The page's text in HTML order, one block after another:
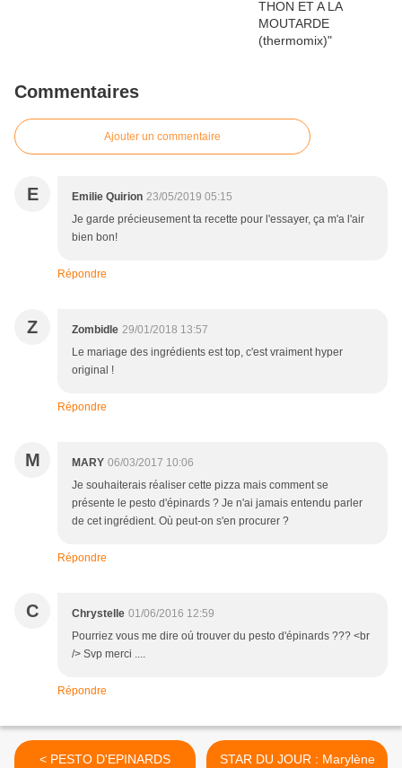
Commentaires
Ajouter un commentaire
E Emilie Quirion 23/05/2019 05:15
Je garde précieusement ta recette pour l'essayer, ça m'a l'air
bien bon!
Répondre
Z Zombidle 29/01/2018 13:57
Le mariage des ingrédients est top, c'est vraiment hyper
original !
Répondre
M MARY 06/03/2017 10:06
Je souhaiterais réaliser cette pizza mais comment se
présente le pesto d'épinards ? Je n'ai jamais entendu parler
de cet ingrédient. Où peut-on s'en procurer ?
Répondre
C Chrystelle 01/06/2016 12:59
Pourriez vous me dire oú trouver du pesto d'épinards ??? <br
/> Svp merci ....
Répondre
< PESTO D'EPINARDS
STAR DU JOUR : Marylène